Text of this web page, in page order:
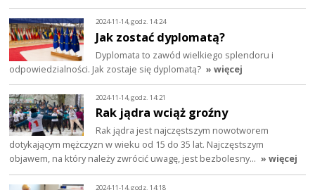
2024-11-14, godz. 14:24
Jak zostać dyplomatą?
Dyplomata to zawód wielkiego splendoru i
odpowiedzialności. Jak zostaje się dyplomatą? » więcej
2024-11-14, godz. 14:21
Rak jądra wciąż groźny
Rak jądra jest najczęstszym nowotworem
dotykającym mężczyzn w wieku od 15 do 35 lat. Najczęstszym
objawem, na który należy zwrócić uwagę, jest bezbolesny… » więcej
2024-11-14, godz. 14:18